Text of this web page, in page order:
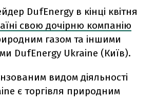
DufEnergy в кінці квітня
свою дочірню компанію
газом та іншими
DufEnergy Ukraine (Київ).
видом діяльності
є торгівля природним